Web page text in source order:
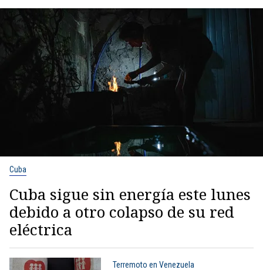
Cuba
Cuba sigue sin energía este lunes
debido a otro colapso de su red
eléctrica
Terremoto en Venezuela